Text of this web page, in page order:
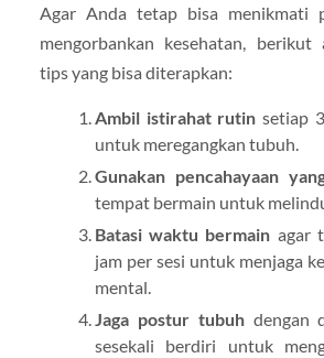
Agar Anda tetap bisa menikmati
mengorbankan kesehatan, berikut
tips yang bisa diterapkan:
Ambil istirahat rutin setiap
untuk meregangkan tubuh.
Gunakan pencahayaan
tempat bermain untuk
Batasi waktu bermain agar
jam per sesi untuk menjaga
mental.
Jaga postur tubuhdengan
sesekali berdiri untuk